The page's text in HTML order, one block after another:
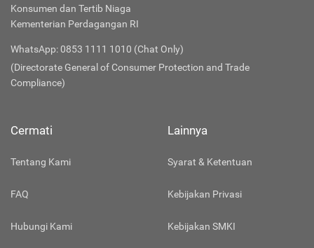
Konsumen dan Tertib Niaga
Kementerian Perdagangan RI
WhatsApp: 0853 1111 1010 (Chat Only)
(Directorate General of Consumer Protection and Trade
Compliance)
Cermati
Tentang Kami
FAQ
Hubungi Kami
Lainnya
Syarat & Ketentuan
Kebijakan Privasi
Kebijakan SMKI